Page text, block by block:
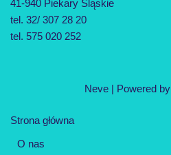
41-940 Piekary Śląskie
tel. 32/ 307 28 20
tel. 575 020 252
Neve| Powered by
Strona główna
O nas